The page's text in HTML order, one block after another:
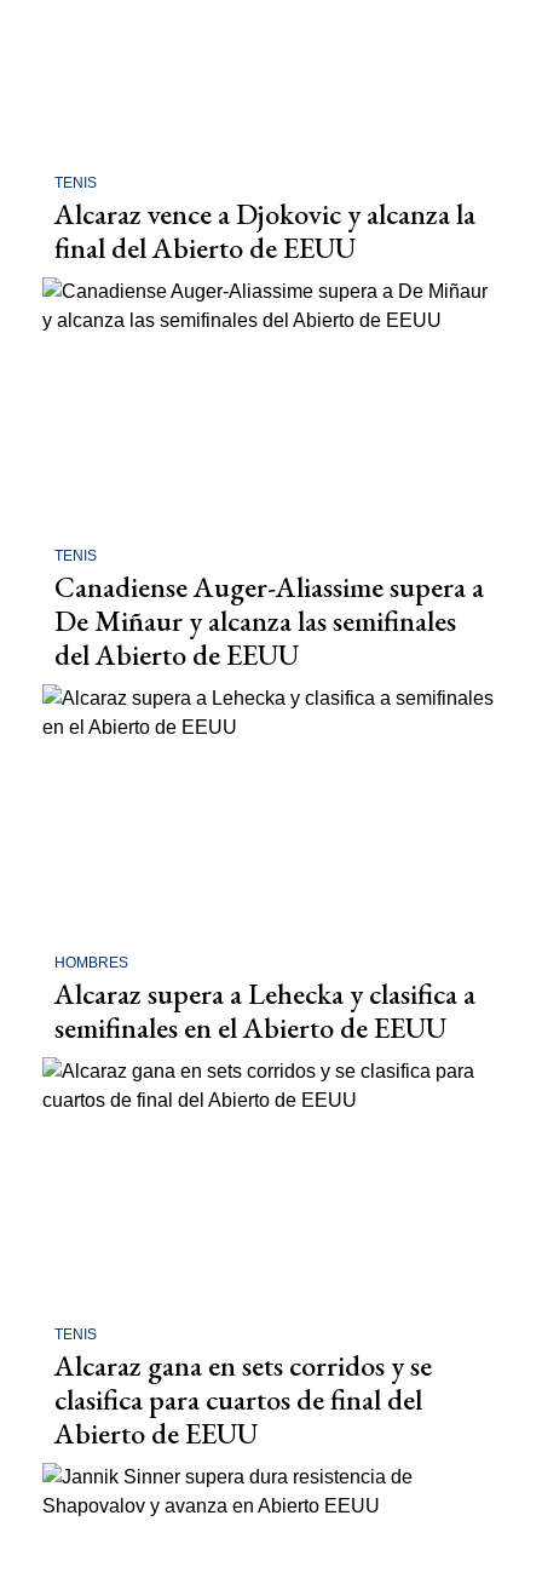
TENIS
Alcaraz vence a Djokovic y alcanza la
final del Abierto de EEUU
TENIS
Canadiense Auger-Aliassime supera a
De Miñaur y alcanza las semifinales
del Abierto de EEUU
HOMBRES
Alcaraz supera a Lehecka y clasifica a
semifinales en el Abierto de EEUU
TENIS
Alcaraz gana en sets corridos y se
clasifica para cuartos de final del
Abierto de EEUU